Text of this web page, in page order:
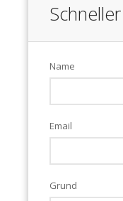
Name
Email
Grund